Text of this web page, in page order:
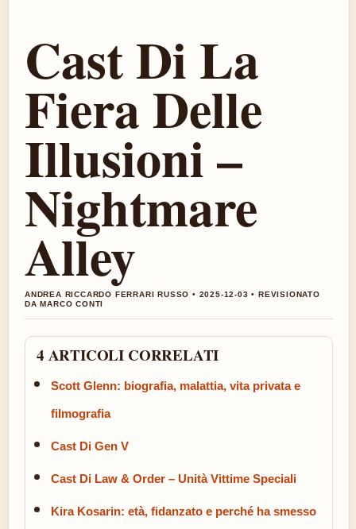
Cast Di La
Fiera Delle
Illusioni –
Nightmare
Alley
ANDREA RICCARDO FERRARI RUSSO • 2025-12-03 • REVISIONATO
DA MARCO CONTI
4 ARTICOLI CORRELATI
Scott Glenn: biografia, malattia, vita privata e
filmografia
Cast Di Gen V
Cast Di Law & Order – Unità Vittime Speciali
Kira Kosarin: età, fidanzato e perché ha smesso